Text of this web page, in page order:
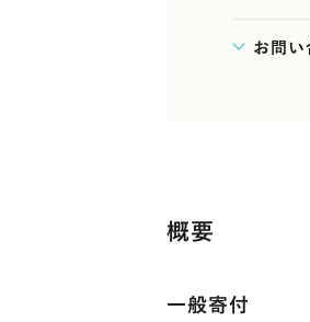
お問い
概要
一般寄付